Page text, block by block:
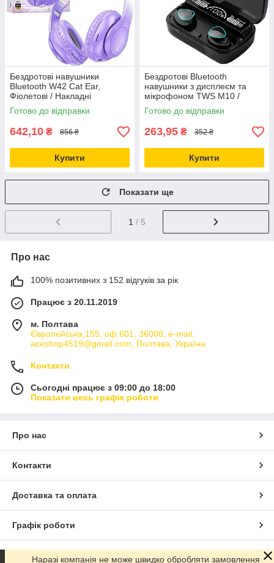
Бездротові навушники
Bluetooth W42 Cat Ear,
Фіолетові / Накладні
навушники з вушками /
Блютуз навушники
Готово до відправки
642,10 ₴ 856 ₴
Купити
Бездротові Bluetooth
навушники з дисплеєм та
мікрофоном TWS M10 /
Блютуз навушники /
Навушники з PowerBank
Готово до відправки
263,95 ₴ 352 ₴
Купити
Показати ще
1 / 5
Про нас
100% позитивних з 152 відгуків за рік
Працює з 20.11.2019
м. Полтава
Європейська,155, оф.601, 36008, e-mail:
aceshop4519@gmail.com, Полтава, Україна
Контакти
Сьогодні працює з 09:00 до 18:00
Показати весь графік роботи
Про нас
Контакти
Доставка та оплата
Графік роботи
Повна версія сайту
Наразі компанія не може швидко обробляти замовлення